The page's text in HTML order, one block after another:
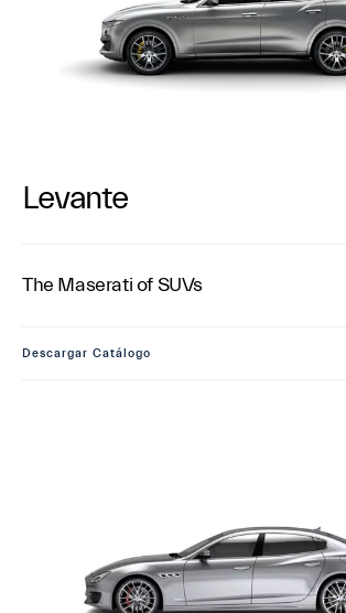
Levante
The Maserati of SUVs
Descargar Catálogo